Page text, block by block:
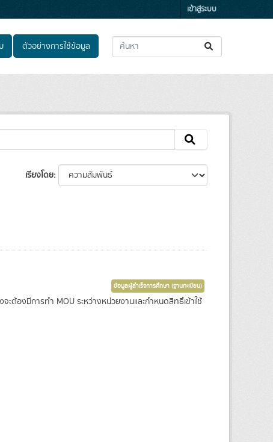
เข้าสู่ระบบ
ตัวอย่างการใช้ข้อมูล
เรียงโดย
ข้อมูลผู้สำเร็จการศึกษา (ฐานทะเบียน)
ะต้องมีการทำ MOU ระหว่างหน่วยงานและกำหนดสิทธิ์เข้าใช้